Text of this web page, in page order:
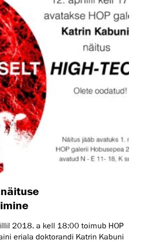
2018. a kell 18:00 toimub HOP
eriala doktorandi Katrin Kabuni